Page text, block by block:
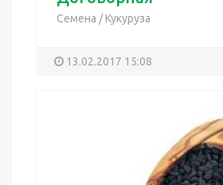
Семена /Кукуруза
13.02.2017 15:08